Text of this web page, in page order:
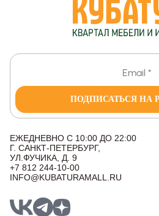
ПОДПИСАТЬСЯ НА
ЕЖЕДНЕВНО С 10:00 ДО 22:00
Г. САНКТ-ПЕТЕРБУРГ,
УЛ.ФУЧИКА, Д. 9
+7 812 244-10-00
INFO@KUBATURAMALL.RU